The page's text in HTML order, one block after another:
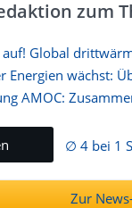
zum
Global
Energien wächst:
AMOC:
∅ 4 bei 1
Zur